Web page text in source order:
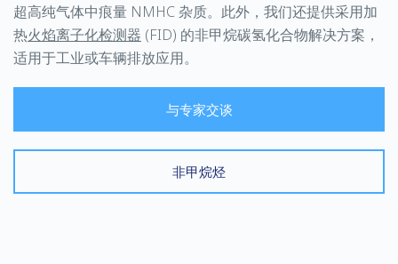
超高纯气体中痕量 NMHC 杂质。此外，我们还提供采用加
热火焰离子化检测器 (FID) 的非甲烷碳氢化合物解决方案，
适用于工业或车辆排放应用。
与专家交谈
非甲烷烃